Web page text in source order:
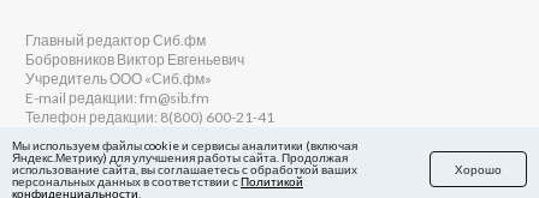
Главный редактор Сиб.фм
Бобровников Виктор Евгеньевич
Учредитель ООО «Сиб.фм»
E-mail редакции: fm@sib.fm
Телефон редакции: 8(800) 600-21-41
Сайт разработан и поддерживается Технодзен
Мы используем файлы cookie и сервисы аналитики (включая
Яндекс.Метрику) для улучшения работы сайта. Продолжая
использование сайта, вы соглашаетесь с обработкой ваших
персональных данных в соответствии сПолитикой
конфиденциальности
Хорошо